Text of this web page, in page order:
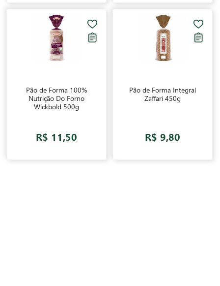
Pão de Forma 100%
Nutrição Do Forno
Wickbold 500g
R$ 11,50
Pão de Forma Integral
Zaffari 450g
R$ 9,80